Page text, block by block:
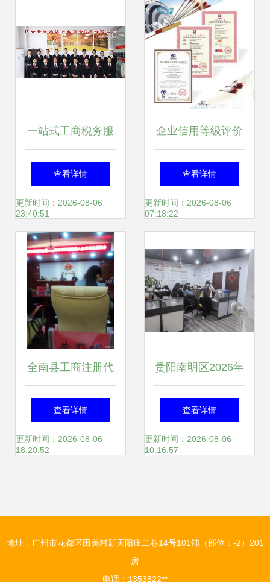
修课
一站式工商税务服
务，助力企业轻松
起航
查看详情
更新时间：2026-08-06
23:40:51
企业信用等级评价
认证证书申报全流
程指南
查看详情
更新时间：2026-08-06
07:18:22
全南县工商注册代
办服务指南 高效开
启您的创业之路
查看详情
更新时间：2026-08-06
18:20:52
贵阳南明区2026年
热门财税咨询公司
全景解析与选型决
查看详情
更新时间：2026-08-06
10:16:57
地址：广州市花都区田美村新天阳庄二巷14号101铺（部位：-2）201
房
电话：1353822**